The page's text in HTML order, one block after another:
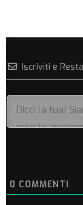
Iscriviti e
0 COMMENTI